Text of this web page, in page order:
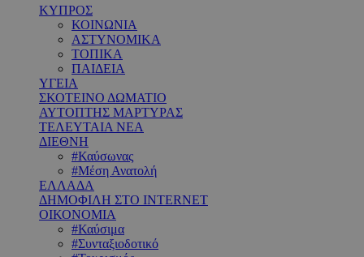
ΚΥΠΡΟΣ
ΚΟΙΝΩΝΙΑ
ΑΣΤΥΝΟΜΙΚΑ
ΤΟΠΙΚΑ
ΠΑΙΔΕΙΑ
ΥΓΕΙΑ
ΣΚΟΤΕΙΝΟ ΔΩΜΑΤΙΟ
ΑΥΤΟΠΤΗΣ ΜΑΡΤΥΡΑΣ
ΤΕΛΕΥΤΑΙΑ ΝΕΑ
ΔΙΕΘΝΗ
#Καύσωνας
#Μέση Ανατολή
ΕΛΛΑΔΑ
ΔΗΜΟΦΙΛΗ ΣΤΟ INTERNET
ΟΙΚΟΝΟΜΙΑ
#Καύσιμα
#Συνταξιοδοτικό